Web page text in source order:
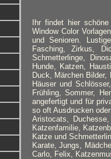
Ihr findet hier
Window Color
und Senioren.
Fasching, Zirkus,
Schmetterlinge,
Hunde, Katzen,
Duck, Märchen
Häuser und
Frühling, Sommer,
angefertigt und für
so oft Ausdrucken
Aristocats,
Katzenfamilie,
Katze und
Karate, Jungs,
Carlo, Felix,